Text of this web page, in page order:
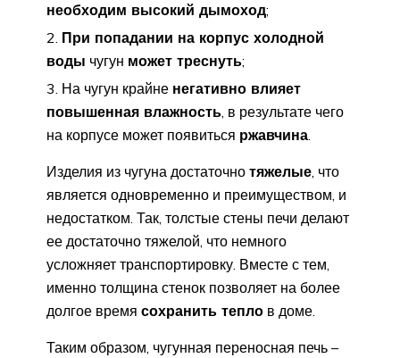
необходим высокий дымоход;
При попадании на корпус холодной
воды чугун может треснуть;
На чугун крайне негативно влияет
повышенная влажность, в результате чего
на корпусе может появиться ржавчина.
Изделия из чугуна достаточно тяжелые, что
является одновременно и преимуществом, и
недостатком. Так, толстые стены печи делают
ее достаточно тяжелой, что немного
усложняет транспортировку. Вместе с тем,
именно толщина стенок позволяет на более
долгое время сохранить тепло в доме.
Таким образом, чугунная переносная печь –